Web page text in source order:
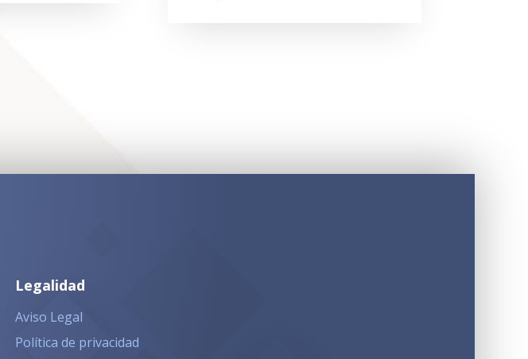
Legalidad
Aviso Legal
Política de privacidad